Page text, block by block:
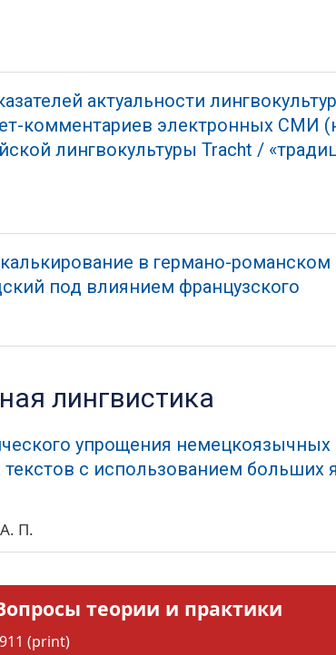
актуальности
комментариев электронных СМИ
лингвокультуры Tracht /
в германо-романском
под влиянием французского
лингвистика
упрощения немецкоязычных
с использованием больших
П.
теории и практики
(print)